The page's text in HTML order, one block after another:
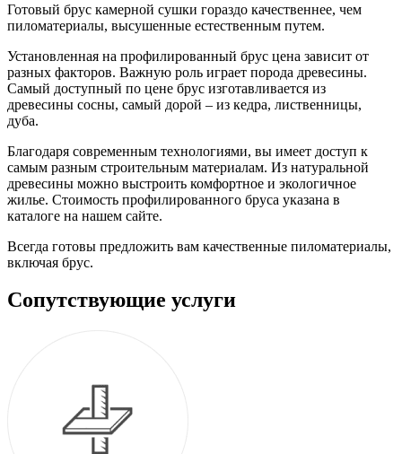
Готовый брус камерной сушки гораздо качественнее, чем
пиломатериалы, высушенные естественным путем.
Установленная на профилированный брус цена зависит от
разных факторов. Важную роль играет порода древесины.
Самый доступный по цене брус изготавливается из
древесины сосны, самый дорой – из кедра, лиственницы,
дуба.
Благодаря современным технологиями, вы имеет доступ к
самым разным строительным материалам. Из натуральной
древесины можно выстроить комфортное и экологичное
жилье. Стоимость профилированного бруса указана в
каталоге на нашем сайте.
Всегда готовы предложить вам качественные пиломатериалы,
включая брус.
Сопутствующие услуги